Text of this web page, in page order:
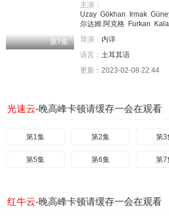
第7集
主演：
Uzay Gökhan Irmak
尔达姆.阿克格 Furkan
导演： 内详
语言： 土耳其语
更新： 2023-02-08 22:44
光速云-晚高峰卡顿请缓存一会在观看
第1集 第2集 第3
第5集 第6集 第7
红牛云-晚高峰卡顿请缓存一会在观看